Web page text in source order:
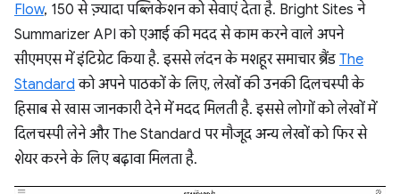
Flow, 150 से ज़्यादा पब्लिकेशन को सेवाएं देता है. Bright Sites ने
Summarizer API को एआई की मदद से काम करने वाले अपने
सीएमएस में इंटिग्रेट किया है. इससे लंदन के मशहूर समाचार ब्रैंड The
Standard को अपने पाठकों के लिए, लेखों की उनकी दिलचस्पी के
हिसाब से खास जानकारी देने में मदद मिलती है. इससे लोगों को लेखों में
दिलचस्पी लेने और The Standard पर मौजूद अन्य लेखों को फिर से
शेयर करने के लिए बढ़ावा मिलता है.